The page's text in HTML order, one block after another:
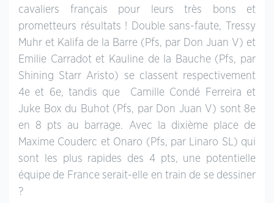
cavaliers français pour leurs très bons et
prometteurs résultats ! Double sans-faute, Tressy
Muhr et Kalifa de la Barre (Pfs, par Don Juan V) et
Emilie Carradot et Kauline de la Bauche (Pfs, par
Shining Starr Aristo) se classent respectivement
4e et 6e, tandis que Camille Condé Ferreira et
Juke Box du Buhot (Pfs, par Don Juan V) sont 8e
en 8 pts au barrage. Avec la dixième place de
Maxime Couderc et Onaro (Pfs, par Linaro SL) qui
sont les plus rapides des 4 pts, une potentielle
équipe de France serait-elle en train de se dessiner
?